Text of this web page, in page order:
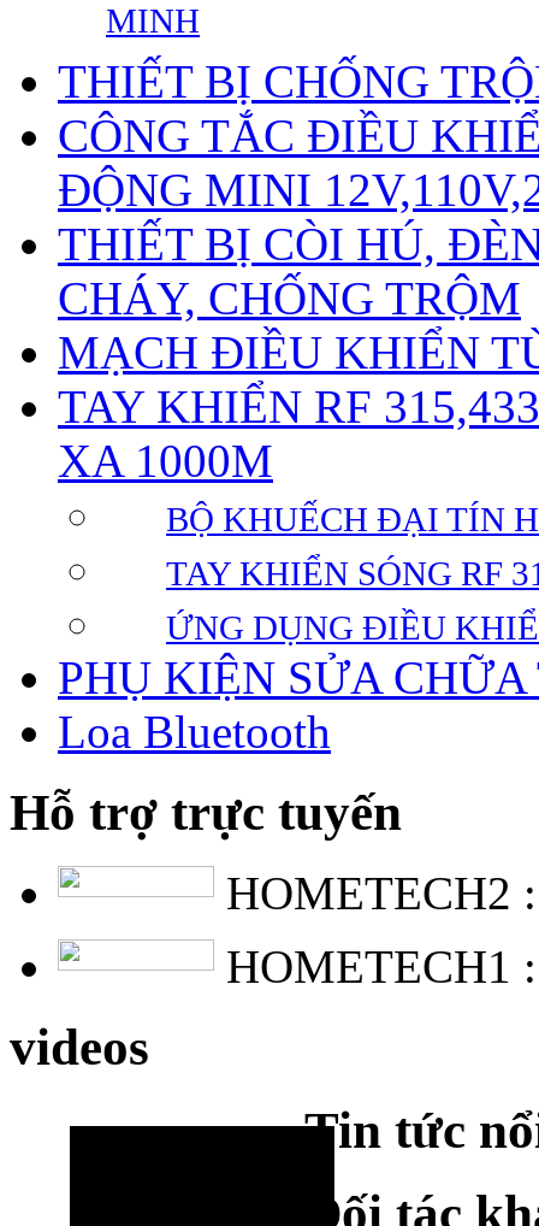
MINH
THIẾT BỊ CHỐNG
CÔNG TẮC ĐIỀU
ĐỘNG MINI
THIẾT BỊ CÒI HÚ,
CHÁY, CHỐNG TRỘM
MẠCH ĐIỀU KHIỂN
TAY KHIỂN RF
XA 1000M
BỘ KHUẾCH ĐẠI TÍN
TAY KHIỂN SÓNG RF
ỨNG DỤNG ĐIỀU
PHỤ KIỆN SỬA
Loa Bluetooth
Hỗ trợ trực tuyến
HOMETECH2
HOMETECH1
videos
Tin tức
Đối tác